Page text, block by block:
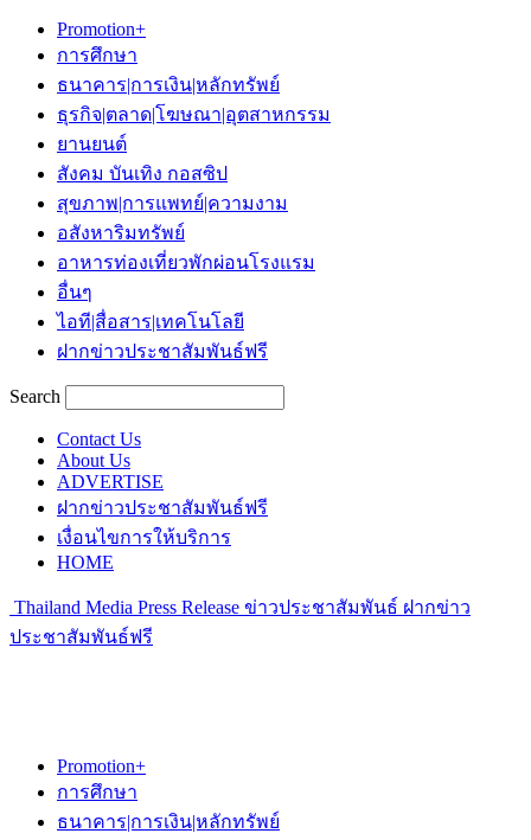
Promotion+
การศึกษา
ธนาคาร|การเงิน|หลักทรัพย์
ธุรกิจ|ตลาด|โฆษณา|อุตสาหกรรม
ยานยนต์
สังคม บันเทิง กอสซิป
สุขภาพ|การแพทย์|ความงาม
อสังหาริมทรัพย์
อาหารท่องเที่ยวพักผ่อนโรงแรม
อื่นๆ
ไอที|สื่อสาร|เทคโนโลยี
ฝากข่าวประชาสัมพันธ์ฟรี
Search
Contact Us
About Us
ADVERTISE
ฝากข่าวประชาสัมพันธ์ฟรี
เงื่อนไขการให้บริการ
HOME
Thailand Media Press Release ข่าวประชาสัมพันธ์ ฝากข่าว
ประชาสัมพันธ์ฟรี
Promotion+
การศึกษา
ธนาคาร|การเงิน|หลักทรัพย์